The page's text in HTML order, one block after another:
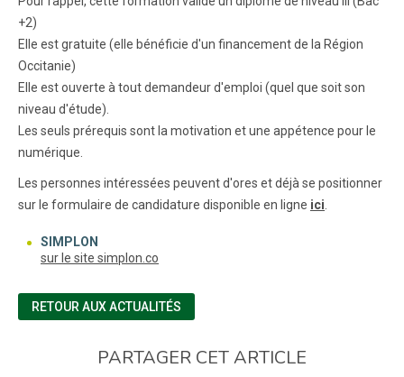
+2)
Elle est gratuite (elle bénéficie d'un financement de la Région
Occitanie)
Elle est ouverte à tout demandeur d'emploi (quel que soit son
niveau d'étude).
Les seuls prérequis sont la motivation et une appétence pour le
numérique.
Les personnes intéressées peuvent d'ores et déjà se positionner
sur le formulaire de candidature disponible en ligne ici
SIMPLON
sur le site simplon.co
RETOUR AUX ACTUALITÉS
PARTAGER CET ARTICLE